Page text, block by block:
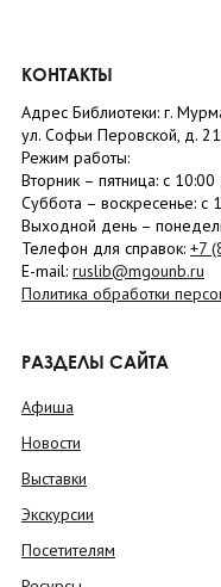
КОНТАКТЫ
Адрес Библиотеки: г.
ул. Софьи Перовской, д.
Режим работы:
Вторник – пятница: с
Суббота – воскресенье: c
Выходной день –
Телефон для справок: +7
E-mail: ruslib@mgounb.ru
Политика обработки
РАЗДЕЛЫ САЙТА
Афиша
Новости
Выставки
Экскурсии
Посетителям